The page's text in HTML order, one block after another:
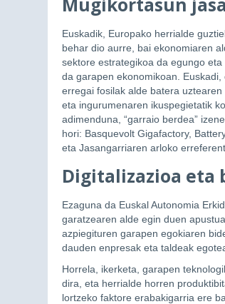
Euskadik, Europako herrialde
behar dio aurre, bai ekonomiaren
sektore estrategikoa da egungo
da garapen ekonomikoan.
erregai fosilak alde batera
eta ingurumenaren ikuspegietatik
adimenduna, “garraio berdea”
hori: Basquevolt Gigafactory,
eta Jasangarriaren arloko
Digitalizazioa eta
Ezaguna da Euskal Autonomia
garatzearen alde egin duen
azpiegituren garapen egokiaren
dauden enpresak eta taldeak
Horrela, ikerketa, garapen
dira, eta herrialde horren
lortzeko faktore erabakigarria ere